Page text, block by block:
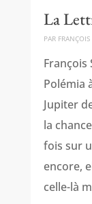
La
PAR FRANÇOIS
Polémia
Jupiter
la
fois sur
encore,
celle-là